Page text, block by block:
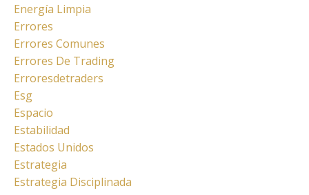
Energía Limpia
Errores
Errores Comunes
Errores De Trading
Erroresdetraders
Esg
Espacio
Estabilidad
Estados Unidos
Estrategia
Estrategia Disciplinada